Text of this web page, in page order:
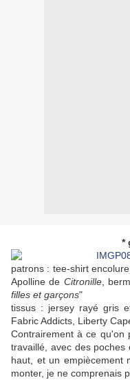
*
patrons : tee-shirt
Apolline de Citronille,
filles et garçons"
tissus : jersey rayé gris
Fabric Addicts, Liberty
Contrairement à ce qu'on
travaillé, avec des
haut, et un empiècement
monter, je ne comprenais